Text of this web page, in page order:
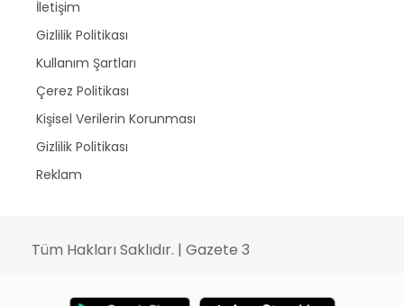
İletişim
Gizlilik Politikası
Kullanım Şartları
Çerez Politikası
Kişisel Verilerin Korunması
Gizlilik Politikası
Reklam
Tüm Hakları Saklıdır. | Gazete 3